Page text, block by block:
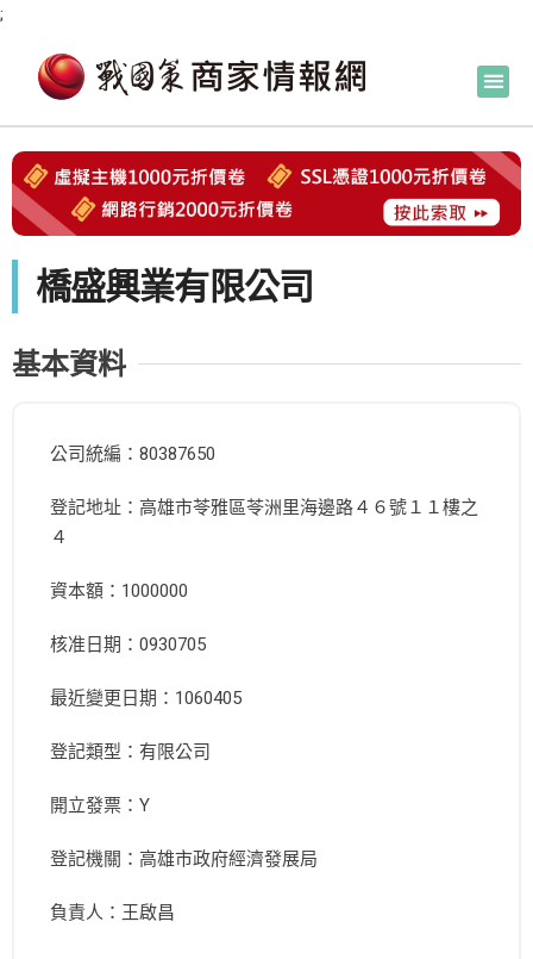
;
橋盛興業有限公司
基本資料
公司統編：80387650
登記地址：高雄市苓雅區苓洲里海邊路４６號１１樓之
４
資本額：1000000
核准日期：0930705
最近變更日期：1060405
登記類型：有限公司
開立發票：Y
登記機關：高雄市政府經濟發展局
負責人：王啟昌